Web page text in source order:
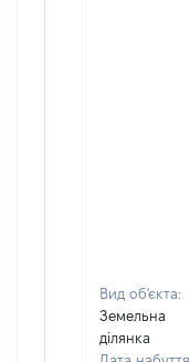
Вид об'єкта:
Земельна
ділянка